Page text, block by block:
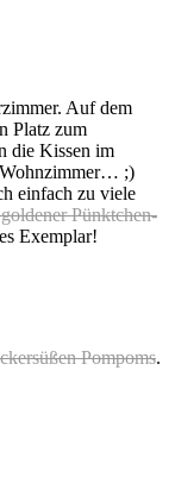
Auf dem
Platz zum
die Kissen im
Wohnzimmer… ;)
einfach zu viele
Pünktchen-
Exemplar!
Pompoms.